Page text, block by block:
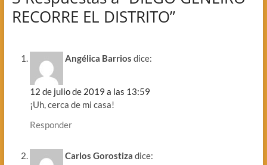
RECORRE EL DISTRITO”
Angélica Barrios dice:
12 de julio de 2019 a las 13:59
¡Uh, cerca de mi casa!
Responder
Carlos Gorostiza dice: